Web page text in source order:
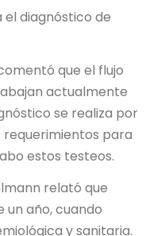
el diagnóstico de
que el flujo
actualmente
se realiza por
requerimientos para
estos testeos.
relató que
año, cuando
y sanitaria.